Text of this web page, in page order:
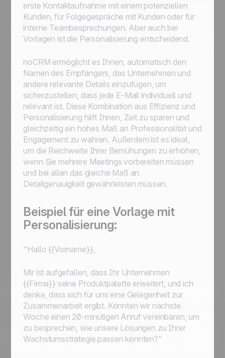
erste Kontaktaufnahme mit einem potenziellen
Kunden, für Folgegespräche mit Kunden oder für
interne Teambesprechungen. Aber auch bei
Vorlagen ist die Personalisierung entscheidend.
noCRM ermöglicht es Ihnen, automatisch den
Namen des Empfängers, das Unternehmen und
andere relevante Details einzufügen, um
sicherzustellen, dass jede E-Mail individuell und
relevant ist. Diese Kombination aus Effizienz und
Personalisierung hilft Ihnen, Zeit zu sparen und
gleichzeitig ein hohes Maß an Professionalität und
Engagement zu wahren. Außerdem ist es ideal,
um die Reichweite Ihrer Bemühungen zu erhöhen,
wenn Sie mehrere Meetings vorbereiten müssen
und bei allen das gleiche Maß an
Detailgenauigkeit gewährleisten müssen.
Beispiel für eine Vorlage mit
Personalisierung:
"Hallo {{Vorname}},
Mir ist aufgefallen, dass Ihr Unternehmen
{{Firma}} seine Produktpalette erweitert, und ich
denke, dass sich für uns eine Gelegenheit zur
Zusammenarbeit ergibt. Könnten wir nächste
Woche einen 20-minütigen Anruf vereinbaren, um
zu besprechen, wie unsere Lösungen zu Ihrer
Wachstumsstrategie passen könnten?"